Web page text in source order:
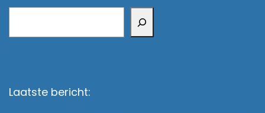
Laatste bericht: